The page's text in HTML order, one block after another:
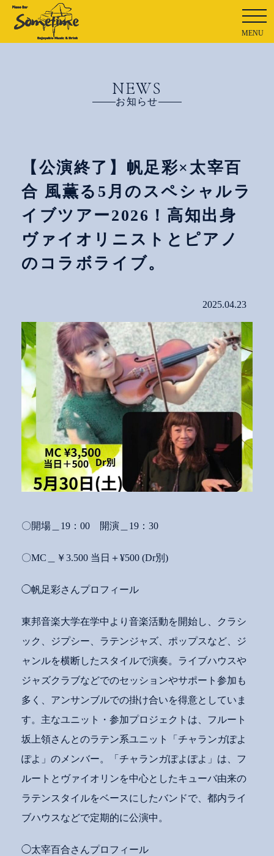
MENU
NEWS
お知らせ
【公演終了】帆足彩×太宰百
合 風薫る5月のスペシャルラ
イブツアー2026！高知出身
ヴァイオリニストとピアノ
のコラボライブ。
2025.04.23
〇開場＿19：00 開演＿19：30
〇MC＿￥3.500 当日＋¥500 (Dr別)
◯帆足彩さんプロフィール
東邦音楽大学在学中より音楽活動を開始し、
クラシ
ック、ジプシー、ラテンジャズ、ポップスなど、ジ
ャンルを横断したスタイルで演奏。ライブハウスや
ジャズクラブなどでのセッションやサポート参加も
多く、アンサンブルでの掛け合いを得意としていま
す。主なユニット・参加プロジェクトは、フルート
坂上領さんとのラテン系ユニット「チャランガぽよ
ぽよ」のメンバー。
「チャランガぽよぽよ」は、フ
ルートとヴァイオリンを中心としたキューバ由来の
ラテンスタイルをベースにしたバンドで、都内ライ
ブハウスなどで定期的に公演中。
◯太宰百合さんプロフィール